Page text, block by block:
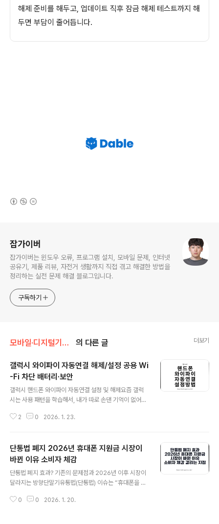
해제 준비를 해두고, 업데이트 직후 잠금 해제 테스트까지 해
두면 부담이 줄어듭니다.
잡가이버
잡가이버는 윈도우 오류, 프로그램 설치, 모바일 문제, 인터넷
공유기, 제품 리뷰, 자전거 생활까지 직접 겪고 해결한 방법을
정리하는 실전 문제 해결 블로그입니다.
구독하기
모바일·디지털기기/안드로이드 의 다른 글 더보기
갤럭시 와이파이 자동연결 해제/설정 공용 Wi
-Fi 차단 배터리·보안
갤럭시 핸드폰 와이파이 자동연결 설정 및 해제요즘 갤럭
시는 사용 패턴을 학습해서, 내가 따로 손댄 기억이 없어도
있습니다. 자주 가는 장소에서는 편하지만, 원치 않는 공용
느낌이 있을 수 있는데, 실제로는 신호가 약한 와이파이를
계속 붙잡거나 연결 품질이 들쑥날쑥한 공용망을 반복해서
시도할 때 배터리와 스트레스가 같이 올라갑니다. 반대로
신호가 안정적이면 Wi-Fi가 더 쾌적할 때도 많고요. 그래
서 내가 자주 쓰는 와이파이만 자동연결로 남기고, 나머지
는 꺼두는 쪽이 깔끔합니다. 특히 매번 인증이 필요하거나
2 0 2026. 1. 23.
단통법 폐지 2026년 휴대폰 지원금 시장이
바뀐 이유 소비자 체감
단통법 폐지 효과? 기존의 문제점과 2026년 이후 시장이
달라지는 방향단말기유통법(단통법) 이슈는 “휴대폰을 더
이 어디서, 어떤 조건으로, 얼마나 투명하게 움직이느냐가
0 0 2026. 1. 20.